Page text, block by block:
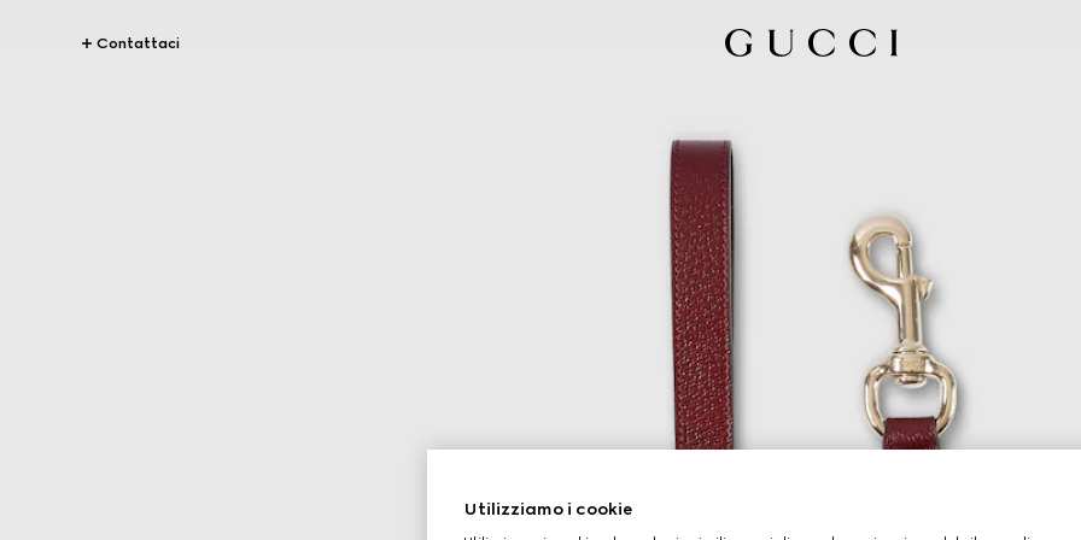
Contattaci
Utilizziamo i cookie